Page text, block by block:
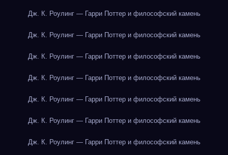
Дж. К. Роулинг — Гарри Поттер и философский камень
Дж. К. Роулинг — Гарри Поттер и философский камень
Дж. К. Роулинг — Гарри Поттер и философский камень
Дж. К. Роулинг — Гарри Поттер и философский камень
Дж. К. Роулинг — Гарри Поттер и философский камень
Дж. К. Роулинг — Гарри Поттер и философский камень
Дж. К. Роулинг — Гарри Поттер и философский камень